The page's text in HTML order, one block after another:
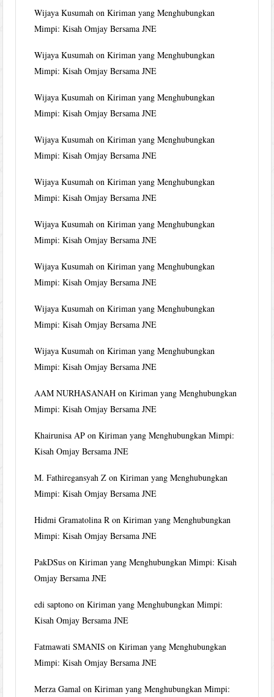
Wijaya Kusumah onKiriman yang Menghubungkan
Mimpi: Kisah Omjay Bersama JNE
Wijaya Kusumah onKiriman yang Menghubungkan
Mimpi: Kisah Omjay Bersama JNE
Wijaya Kusumah onKiriman yang Menghubungkan
Mimpi: Kisah Omjay Bersama JNE
Wijaya Kusumah onKiriman yang Menghubungkan
Mimpi: Kisah Omjay Bersama JNE
Wijaya Kusumah onKiriman yang Menghubungkan
Mimpi: Kisah Omjay Bersama JNE
Wijaya Kusumah onKiriman yang Menghubungkan
Mimpi: Kisah Omjay Bersama JNE
Wijaya Kusumah onKiriman yang Menghubungkan
Mimpi: Kisah Omjay Bersama JNE
Wijaya Kusumah onKiriman yang Menghubungkan
Mimpi: Kisah Omjay Bersama JNE
Wijaya Kusumah onKiriman yang Menghubungkan
Mimpi: Kisah Omjay Bersama JNE
AAM NURHASANAH onKiriman yang Menghubungkan
Mimpi: Kisah Omjay Bersama JNE
Khairunisa AP onKiriman yang Menghubungkan Mimpi:
Kisah Omjay Bersama JNE
M. Fathiregansyah Z onKiriman yang Menghubungkan
Mimpi: Kisah Omjay Bersama JNE
Hidmi Gramatolina R onKiriman yang Menghubungkan
Mimpi: Kisah Omjay Bersama JNE
PakDSus onKiriman yang Menghubungkan Mimpi: Kisah
Omjay Bersama JNE
edi saptono onKiriman yang Menghubungkan Mimpi:
Kisah Omjay Bersama JNE
Fatmawati SMANIS onKiriman yang Menghubungkan
Mimpi: Kisah Omjay Bersama JNE
Merza Gamal onKiriman yang Menghubungkan Mimpi: